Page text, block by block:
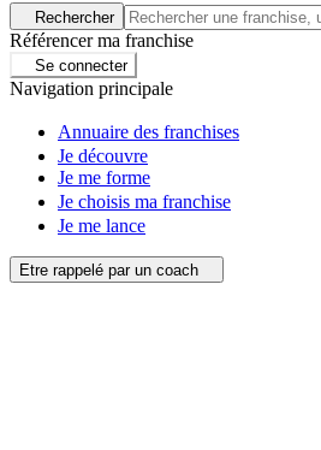
Rechercher
Référencer ma franchise
Se connecter
Navigation principale
Annuaire des franchises
Je découvre
Je me forme
Je choisis ma franchise
Je me lance
Etre rappelé par un coach